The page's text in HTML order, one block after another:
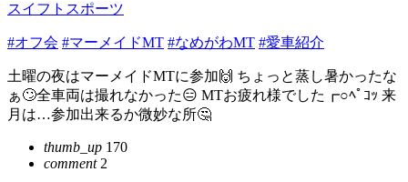
スイフトスポーツ
#オフ会 #マーメイドMT #なめがわMT #愛車紹介
土曜の夜はマーメイドMTに参加🙌 ちょっと蒸し暑かったな
ぁ🙄全車両は撮れなかった😑 MTお疲れ様でした┏○ﾍﾟｺｯ 来
月は…参加出来るか微妙な所🤔
thumb_up 170
comment2